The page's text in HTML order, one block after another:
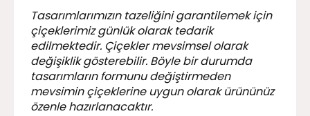
Tasarımlarımızın tazeliğini garantilemek için
çiçeklerimiz günlük olarak tedarik
edilmektedir. Çiçekler mevsimsel olarak
değişiklik gösterebilir. Böyle bir durumda
tasarımların formunu değiştirmeden
mevsimin çiçeklerine uygun olarak ürününüz
özenle hazırlanacaktır.